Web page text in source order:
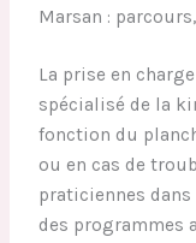
Marsan :
La prise en
spécialisé de la
fonction du
ou en cas de
praticiennes
des programmes